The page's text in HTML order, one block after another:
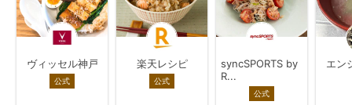
ヴィッセル神戸
公式
楽天レシピ
公式
syncSPORTS by
R...
公式
エン